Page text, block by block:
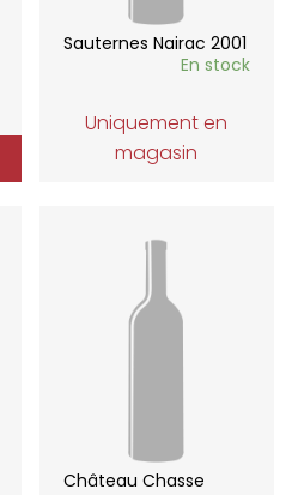
Sauternes Nairac 2001
En stock
Uniquement en
magasin
Château Chasse